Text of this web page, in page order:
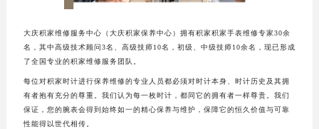
大庆积家维修服务中心（大庆积家保养中心）拥有积家积家手表维修专家30余
名，其中高级技术顾问3名、高级技师10名，初级、中级技师10余名，现已形成
了全国专业的积家维修服务团队。
每位对积家时计进行保养维修的专业人员都必须对时计本身、时计历史及其拥
有者抱有充分的尊重。我们认为每一枚时计，都同它的拥有者一样尊贵。我们
保证，您的腕表会得到始终如一的精心保养与维护，保障它的恒久价值与可靠
性能得以世代相传。